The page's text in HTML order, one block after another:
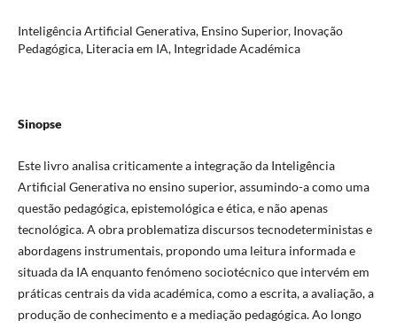
Inteligência Artificial Generativa, Ensino Superior, Inovação
Pedagógica, Literacia em IA, Integridade Académica
Sinopse
Este livro analisa criticamente a integração da Inteligência
Artificial Generativa no ensino superior, assumindo-a como uma
questão pedagógica, epistemológica e ética, e não apenas
tecnológica. A obra problematiza discursos tecnodeterministas e
abordagens instrumentais, propondo uma leitura informada e
situada da IA enquanto fenómeno sociotécnico que intervém em
práticas centrais da vida académica, como a escrita, a avaliação, a
produção de conhecimento e a mediação pedagógica. Ao longo